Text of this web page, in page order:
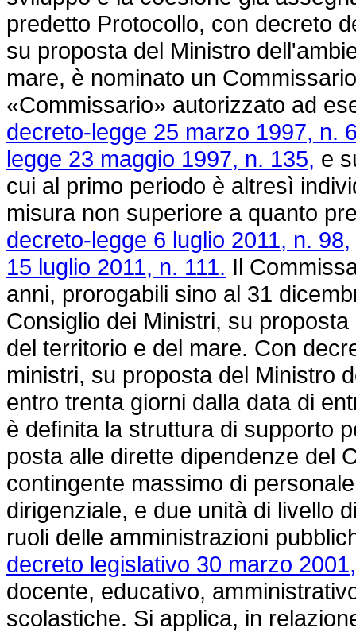
predetto Protocollo, con decreto
su proposta del Ministro
mare, è nominato un
«Commissario» autorizzato ad
decreto-legge 25 marzo 1997, n.
legge 23 maggio 1997, n. 135, e
cui al primo periodo è altresì
misura non superiore a quanto
decreto-legge 6 luglio 2011, n. 98,
15 luglio 2011, n. 111. Il
anni, prorogabili sino al 31
Consiglio dei Ministri, su
del territorio e del mare. Con
ministri, su proposta del Ministro
entro trenta giorni dalla data di
è definita la struttura di supporto
posta alle dirette dipendenze del
contingente massimo di
dirigenziale, e due unità di livello
ruoli delle amministrazioni
decreto legislativo 30 marzo
docente, educativo,
scolastiche. Si applica, in